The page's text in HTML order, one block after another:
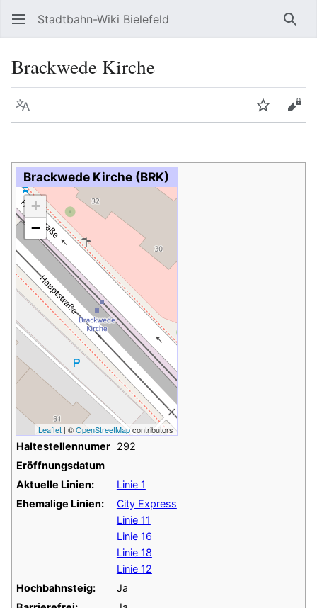
Stadtbahn-Wiki Bielefeld
Brackwede Kirche
Sprache
Brackwede Kirche (BRK)
+
−
Leaflet| ©OpenStreetMapcontributors
Haltestellennumer 292
Eröffnungsdatum
Aktuelle Linien:
Linie 1
Ehemalige Linien:
City Express
Linie 11
Linie 16
Linie 18
Linie 12
Hochbahnsteig:
Ja